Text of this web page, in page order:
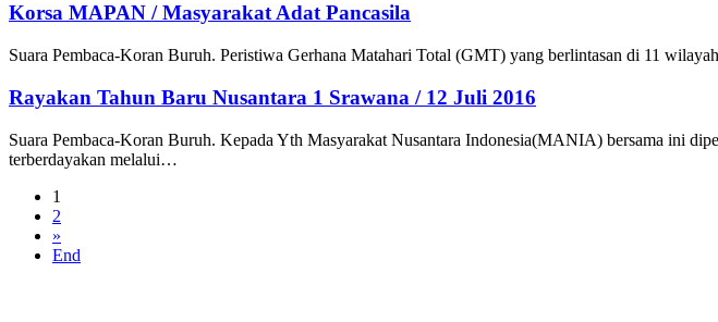
Korsa MAPAN / Masyarakat Adat Pancasila
Suara Pembaca-Koran Buruh. Peristiwa Gerhana Matahari Total (GMT) yang berlintasan di 11
Rayakan Tahun Baru Nusantara 1 Srawana / 12 Juli 2016
Suara Pembaca-Koran Buruh. Kepada Yth Masyarakat Nusantara Indonesia(MANIA) bersama ini
terberdayakan melalui…
1
2
»
End